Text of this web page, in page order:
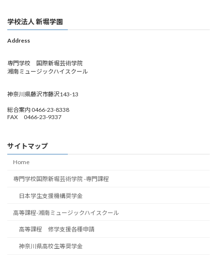
学校法人 新堀学園
Address
専門学校 国際新堀芸術学院
湘南ミュージックハイスクール
神奈川県藤沢市藤沢143-13
総合案内 0466-23-8338
FAX 0466-23-9337
サイトマップ
Home
専門学校国際新堀芸術学院 -専門課程
日本学生支援機構奨学金
高等課程-湘南ミュージックハイスクール
高等課程 修学支援各種申請
神奈川県高校生等奨学金